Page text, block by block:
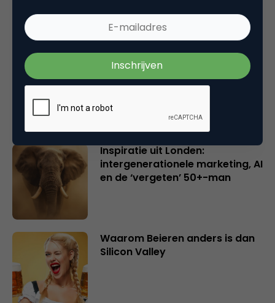
Creatieve sector als aanjager
van innovatie en ontsluiter en
verbinder van industrieën
belangrijker en urgenter dan
Inspiratie uit Londen:
intergenerationele marketing, AI
en de ‘vergeten’ 50+-man
Waarom Beieren anders is dan
Silicon Valley